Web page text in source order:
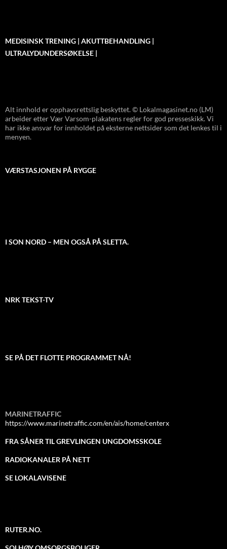
MEDISINSK TRENING | AKUTTBEHANDLING |
ULTRALYDUNDERSØKELSE |
Alt innhold er opphavsrettslig beskyttet. © Lokalmagasinet.no (LM)
arbeider etter Vær Varsom-plakatens regler for god presseskikk. Vi
har ikke ansvar for innholdet på eksterne nettsider som det lenkes til i
menyen.
VÆRSTASJONEN PÅ RYGGE
I SON NORD – MEN OGSÅ PÅ SLETTA.
NRK TEKST-TV
SE PÅ DET FLOTTE PROGRAMMET NÅ!
MARINETRAFFIC
https://www.marinetraffic.com/en/ais/home/centerx
FRA SÅNER TIL GREVLINGEN UNGDOMSSKOLE
RADIOKANALER PÅ NETT
SE LOKALAVISENE
RUTER.NO.